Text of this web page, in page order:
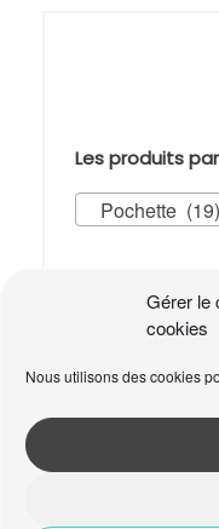
Gérer le
cookies
Nous utilisons des cookies
Les produits
Pochette (19)
Votre panier est